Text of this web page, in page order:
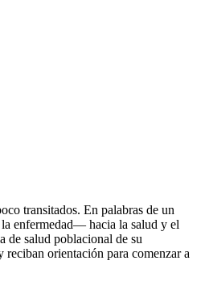
transitados. En palabras de un
enfermedad— hacia la salud y el
de salud poblacional de su
reciban orientación para comenzar a